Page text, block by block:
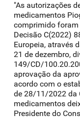
"As autorizações
medicamentos
comprimido foram
Decisão C(2022)
Europeia, através
21 de dezembro,
149/CD/
aprovação da
acordo com o
de 28/11/2022 da
medicamentos
Presidente do